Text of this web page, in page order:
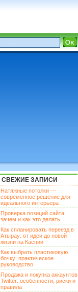
СВЕЖИЕ ЗАПИСИ
Натяжные потолки —
современное решение для
идеального интерьера
Проверка позиций сайта:
зачем и как это делать
Как спланировать переезд в
Атырау: от идеи до новой
жизни на Каспии
Как выбрать пластиковую
бочку: практическое
руководство
Продажа и покупка аккаунтов
Twitter: особенности, риски и
правила